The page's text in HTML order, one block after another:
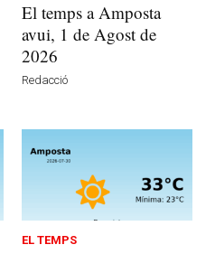
El temps a Amposta
avui, 1 de Agost de
2026
Redacció
EL TEMPS